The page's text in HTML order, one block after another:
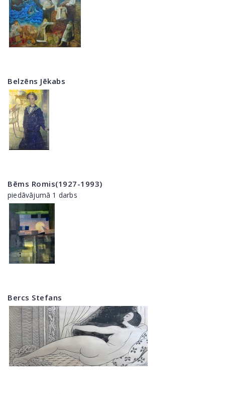
Belzēns Jēkabs
Bēms Romis(1927-1993)
piedāvājumā 1 darbs
Bercs Stefans